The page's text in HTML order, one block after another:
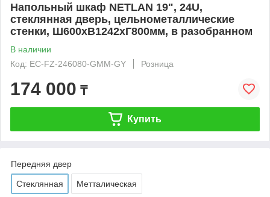
Напольный шкаф NETLAN 19", 24U,
стеклянная дверь, цельнометаллические
стенки, Ш600хВ1242хГ800мм, в разобранном
В наличии
Код: EC-FZ-246080-GMM-GY
Розница
174 000 ₸
Купить
Передняя двер
Стеклянная Метталическая